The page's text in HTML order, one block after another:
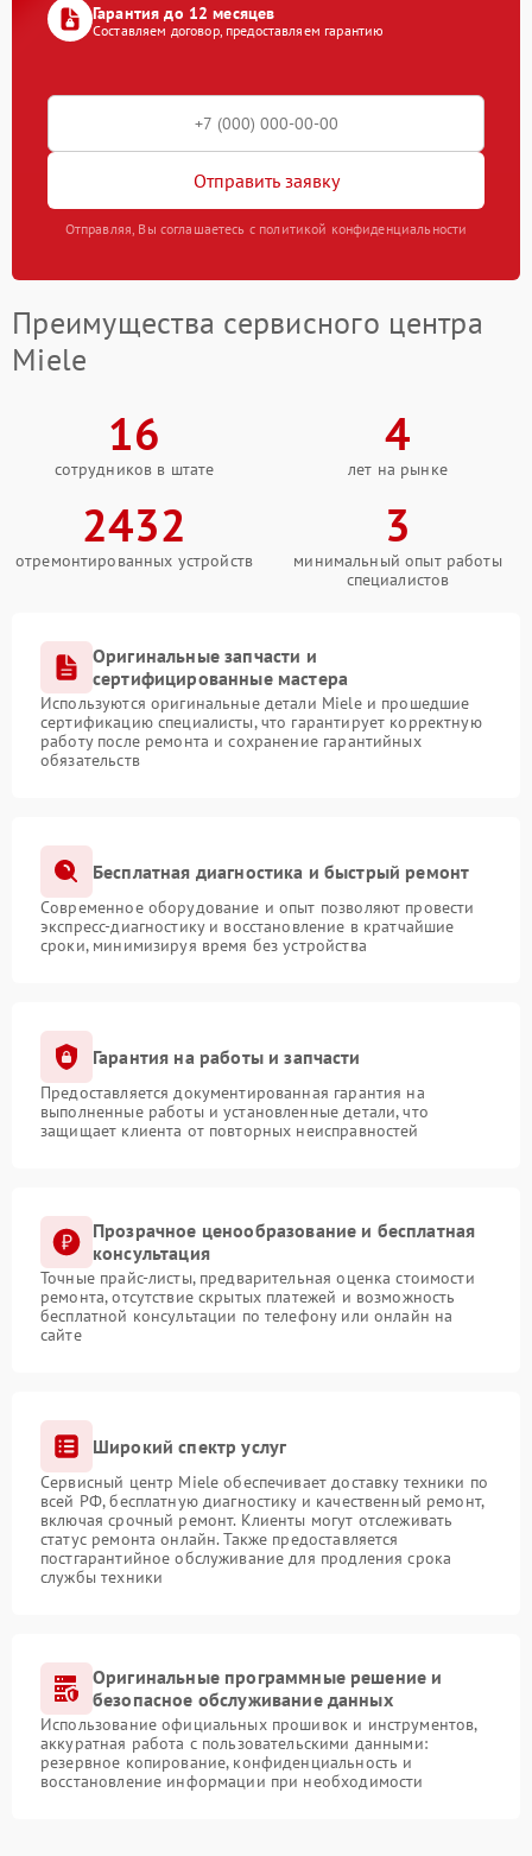
Гарантия до 12 месяцев
Составляем договор, предоставляем гарантию
Отправить заявку
Отправляя, Вы соглашаетесь с политикой конфиденциальности
Преимущества сервисного центра
Miele
16
сотрудников в штате
4
лет на рынке
2432
отремонтированных устройств
3
минимальный опыт работы
специалистов
Оригинальные запчасти и
сертифицированные мастера
Используются оригинальные детали Miele и прошедшие
сертификацию специалисты, что гарантирует корректную
работу после ремонта и сохранение гарантийных
обязательств
Бесплатная диагностика и быстрый ремонт
Современное оборудование и опыт позволяют провести
экспресс-диагностику и восстановление в кратчайшие
сроки, минимизируя время без устройства
Гарантия на работы и запчасти
Предоставляется документированная гарантия на
выполненные работы и установленные детали, что
защищает клиента от повторных неисправностей
Прозрачное ценообразование и бесплатная
консультация
Точные прайс-листы, предварительная оценка стоимости
ремонта, отсутствие скрытых платежей и возможность
бесплатной консультации по телефону или онлайн на
сайте
Широкий спектр услуг
Сервисный центр Miele обеспечивает доставку техники по
всей РФ, бесплатную диагностику и качественный ремонт,
включая срочный ремонт. Клиенты могут отслеживать
статус ремонта онлайн. Также предоставляется
постгарантийное обслуживание для продления срока
службы техники
Оригинальные программные решение и
безопасное обслуживание данных
Использование официальных прошивок и инструментов,
аккуратная работа с пользовательскими данными:
резервное копирование, конфиденциальность и
восстановление информации при необходимости